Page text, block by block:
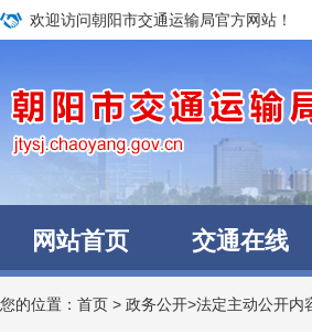
欢迎访问朝阳市交通运输局官方网站！
网站首页 交通在线
您的位置： 首页 > 政务公开>法定主动公开内